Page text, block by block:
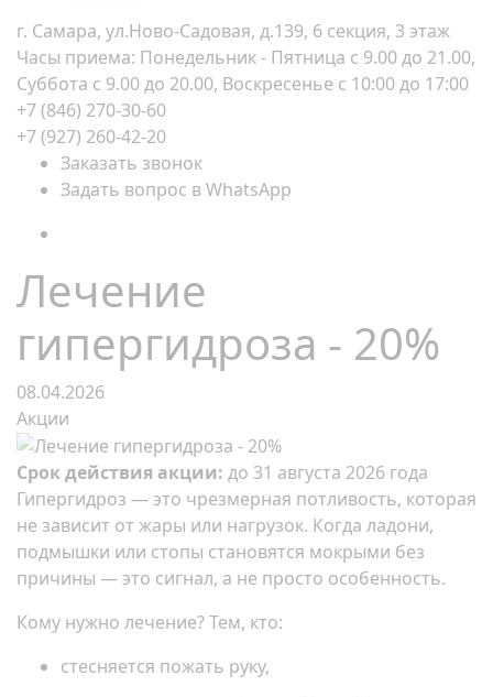
г. Самара, ул.Ново-Садовая, д.139, 6 секция, 3 этаж
Часы приема: Понедельник - Пятница с 9.00 до 21.00,
Суббота с 9.00 до 20.00, Воскресенье с 10:00 до 17:00
+7 (846) 270-30-60
+7 (927) 260-42-20
Заказать звонок
Задать вопрос в WhatsApp
Лечение
гипергидроза - 20%
08.04.2026
Акции
Срок действия акции: до 31 августа 2026 года
Гипергидроз — это чрезмерная потливость, которая
не зависит от жары или нагрузок. Когда ладони,
подмышки или стопы становятся мокрыми без
причины — это сигнал, а не просто особенность.
Кому нужно лечение? Тем, кто:
стесняется пожать руку,